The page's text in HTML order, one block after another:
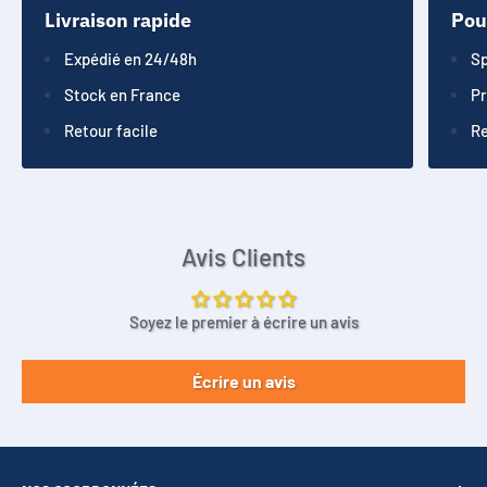
Livraison rapide
Expédié en 24/48h
Stock en France
Retour facile
Avis Clients
Soyez le premier à écrire un avis
Écrire un avis